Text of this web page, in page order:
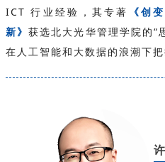
ICT 行业经验，其专著
《创
新》获选北大光华管理学院的“
在人工智能和大数据的浪潮下